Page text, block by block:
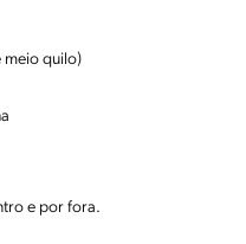
meio quilo)
e por fora.